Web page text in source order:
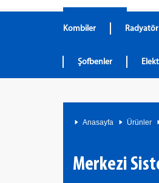
Kombiler
Şofbenler
Anasayfa Ürünler
Merkezi